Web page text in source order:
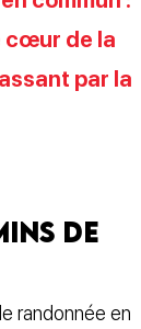
cœur de la
par la
de
randonnée en